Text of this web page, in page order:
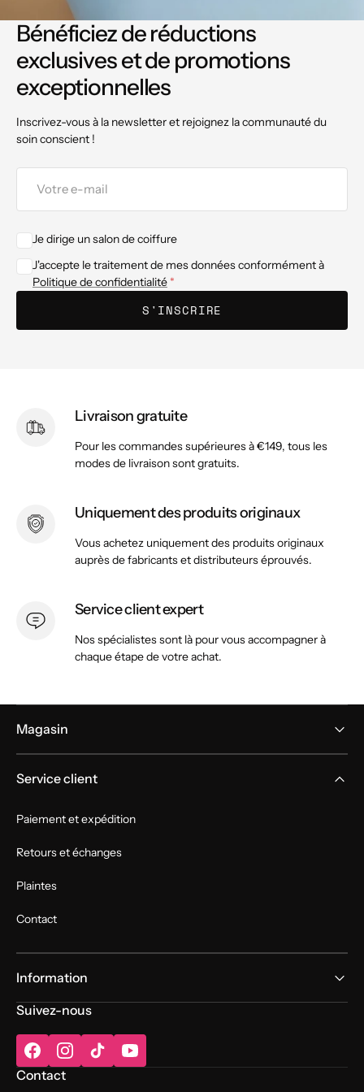
Bénéficiez de réductions
exclusives et de promotions
exceptionnelles
Inscrivez-vous à la newsletter et rejoignez la communauté du
soin conscient !
mail
Je dirige un salon de coiffure
J'accepte le traitement de mes données conformément à
Politique de confidentialité
S'INSCRIRE
Livraison gratuite
Pour les commandes supérieures à €149, tous les
modes de livraison sont gratuits.
Uniquement des produits originaux
Vous achetez uniquement des produits originaux
auprès de fabricants et distributeurs éprouvés.
Service client expert
Nos spécialistes sont là pour vous accompagner à
chaque étape de votre achat.
Magasin
Service client
Paiement et expédition
Retours et échanges
Plaintes
Contact
Information
Suivez-nous
FacebookInstagramTikTokYouTube
Contact